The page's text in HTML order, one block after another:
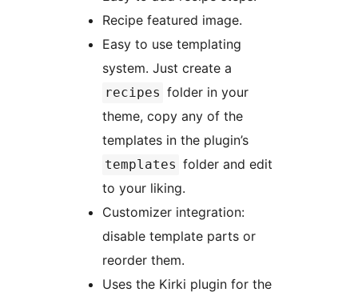
Recipe featured image.
Easy to use templating
system. Just create a
recipes folder in your
theme, copy any of the
templates in the plugin’s
templates folder and edit
to your liking.
Customizer integration:
disable template parts or
reorder them.
Uses the Kirki plugin for the